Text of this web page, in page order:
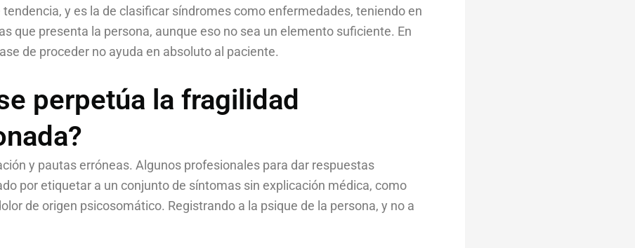
y es la de clasificar síndromes como enfermedades, teniendo en
que presenta la persona, aunque eso no sea un elemento suficiente. En
de proceder no ayuda en absoluto al paciente.
perpetúa la fragilidad
y pautas erróneas. Algunos profesionales para dar respuestas
por etiquetar a un conjunto de síntomas sin explicación médica, como
de origen psicosomático. Registrando a la psique de la persona, y no a